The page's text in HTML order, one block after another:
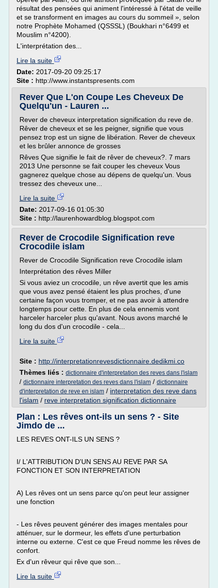
résultat des pensées qui animent l'intéressé à l'état de veille
et se transforment en images au cours du sommeil », selon
notre Prophète Mohamed (QSSSL) (Boukhari n°6499 et
Mouslim n°4200).
L'interprétation des...
Lire la suite
Date: 2017-09-20 09:25:17
Site : http://www.instantspresents.com
Rever Que L'on Coupe Les Cheveux De
Quelqu'un - Lauren ...
Rever de cheveux interpretation signification du reve de.
Rêver de cheveux et se les peigner, signifie que vous
pensez trop est un signe de libération. Rever de cheveux
et les brûler annonce de grosses
Rêves Que signifie le fait de rêver de cheveux?. 7 mars
2013 Une personne se fait couper les cheveux Vous
gagnerez quelque chose au dépens de quelqu'un. Vous
tressez des cheveux une...
Lire la suite
Date: 2017-09-16 01:05:30
Site : http://laurenhowardblog.blogspot.com
Rever de Crocodile Signification reve
Crocodile islam
Rever de Crocodile Signification reve Crocodile islam
Interprétation des rêves Miller
Si vous aviez un crocodile, un rêve avertit que les amis
que vous avez pensé étaient les plus proches, d'une
certaine façon vous tromper, et ne pas avoir à attendre
longtemps pour cette. En plus de cela ennemis vont
harceler harceler plus qu'avant. Nous avons marché le
long du dos d'un crocodile - cela...
Lire la suite
Site : http://interpretationrevesdictionnaire.dedikmi.co
Thèmes liés : dictionnaire d'interpretation des reves dans l'islam
/ dictionnaire interpretation des reves dans l'islam / dictionnaire
d'interpretation de reve en islam / interpretation des reve dans
l'islam / reve interpretation signification dictionnaire
Plan : Les rêves ont-ils un sens ? - Site
Jimdo de ...
LES REVES ONT-ILS UN SENS ?
I/ L'ATTRIBUTION D'UN SENS AU REVE PAR SA
FONCTION ET SON INTERPRETATION
A) Les rêves ont un sens parce qu'on peut leur assigner
une fonction
- Les rêves peuvent générer des images mentales pour
atténuer, sur le dormeur, les effets d'une perturbation
interne ou externe. C'est ce que Freud nomme les rêves de
confort.
Ex d'un rêveur qui rêve que son...
Lire la suite